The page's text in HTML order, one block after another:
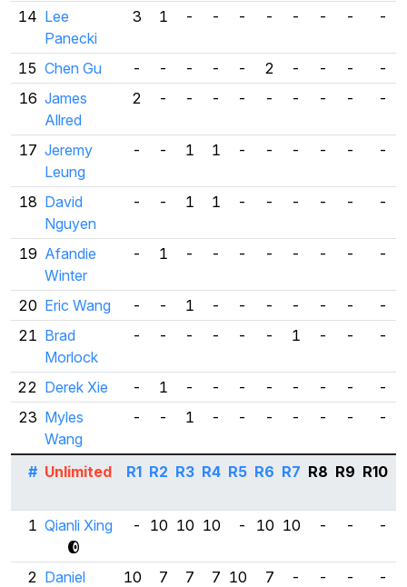
14 Lee
Panecki
3 1 - - - - - - - -
15 Chen Gu - - - - - 2 - - -
-
16 James
Allred
2 - - - - - - - - -
17 Jeremy
Leung
- - 1 1 - - - - - -
18 David
Nguyen
- - 1 1 - - - - - -
19 Afandie
Winter
- 1 - - - - - - - -
20 Eric Wang - - 1 - - - - - -
-
21 Brad
Morlock
- - - - - - 1 - - -
22 Derek Xie - 1 - - - - - - -
-
23 Myles
Wang
- - 1 - - - - - - -
# Unlimited R1 R2 R3 R4 R5 R6 R7 R8 R9 R10
1 Qianli Xing - 10 10 10 - 10 10 - - -
2 Daniel
10 7 7 7 10 7 - - - -